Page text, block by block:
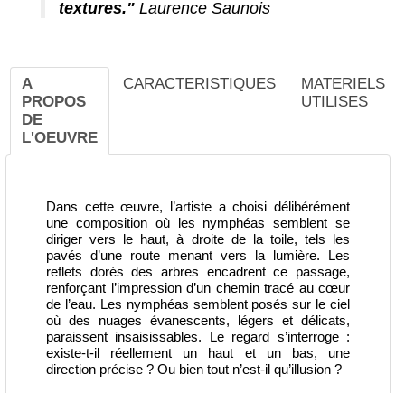
textures." Laurence Saunois
A
PROPOS
DE
L'OEUVRE
CARACTERISTIQUES
MATERIELS
UTILISES
Dans cette œuvre, l’artiste a choisi délibérément
une composition où les nymphéas semblent se
diriger vers le haut, à droite de la toile, tels les
pavés d’une route menant vers la lumière. Les
reflets dorés des arbres encadrent ce passage,
renforçant l’impression d’un chemin tracé au cœur
de l’eau. Les nymphéas semblent posés sur le ciel
où des nuages évanescents, légers et délicats,
paraissent insaisissables. Le regard s’interroge :
existe-t-il réellement un haut et un bas, une
direction précise ? Ou bien tout n’est-il qu’illusion ?